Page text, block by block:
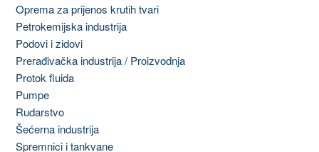
Oprema za prijenos krutih tvari
Petrokemijska industrija
Podovi i zidovi
Prerađivačka industrija / Proizvodnja
Protok fluida
Pumpe
Rudarstvo
Šećerna industrija
Spremnici i tankvane